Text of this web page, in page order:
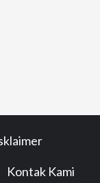
Kontak Kami